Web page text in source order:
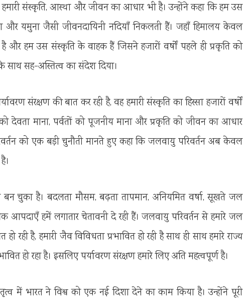
संस्कृति, आस्था और जीवन का आधार भी है। उन्होंने कहा कि हम उस
और यमुना जैसी जीवनदायिनी नदियाँ निकलती हैं। जहाँ हिमालय केवल
है और हम उस संस्कृति के वाहक हैं जिसने हजारों वर्षों पहले ही प्रकृति को
साथ सह-अस्तित्व का संदेश दिया।
संरक्षण की बात कर रही है, वह हमारी संस्कृति का हिस्सा हजारों वर्षों
देवता माना, पर्वतों को पूजनीय माना और प्रकृति को जीवन का आधार
को एक बड़ी चुनौती मानते हुए कहा कि जलवायु परिवर्तन अब केवल
बन चुका है। बदलता मौसम, बढ़ता तापमान, अनियमित वर्षा, सूखते जल
आपदाएँ हमें लगातार चेतावनी दे रही हैं। जलवायु परिवर्तन से हमारे जल
हो रही है, हमारी जैव विविधता प्रभावित हो रही है साथ ही साथ हमारे राज्य
हो रहा है। इसलिए पर्यावरण संरक्षण हमारे लिए अति महत्वपूर्ण है।
में भारत ने विश्व को एक नई दिशा देने का काम किया है। उन्होंने पूरी